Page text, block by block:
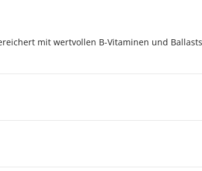
mit wertvollen B-Vitaminen und